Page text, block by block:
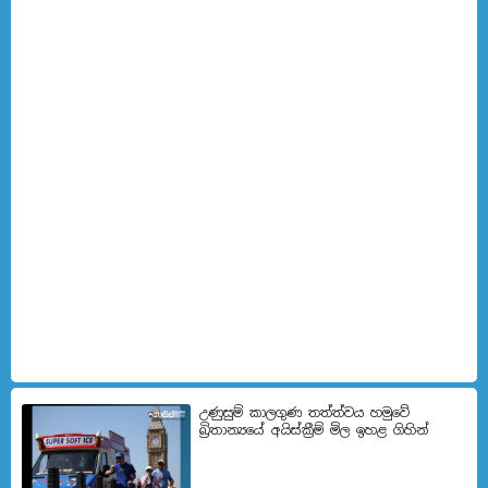
උණුසුම් කාලගුණ තත්ත්වය හමුවේ
බ්‍රිතාන්‍යයේ අයිස්ක්‍රීම් මිල ඉහළ ගිහින්